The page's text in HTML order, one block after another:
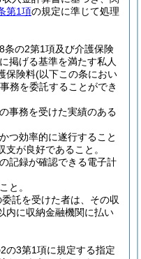
第1項の規定に準じて処理
条の2第1項及び介護保険
掲げる基準を満たす私人
保険料(以下この条におい
務を委託することができ
事務を受けた実績のある
つ効率的に遂行すること
が良好であること。
記録が確認できる電子計
と。
託を受けた者は、その収
内に収納金融機関に払い
の3第1項に規定する指定